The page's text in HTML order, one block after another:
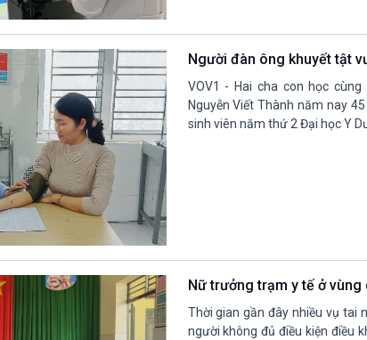
Người đàn ông khuyết tật
VOV1 - Hai cha con học
Nguyễn Viết Thành năm nay
sinh viên năm thứ 2 Đại học Y
Nữ trưởng trạm y tế ở
Thời gian gần đây nhiều vụ tai
người không đủ điều kiện điều